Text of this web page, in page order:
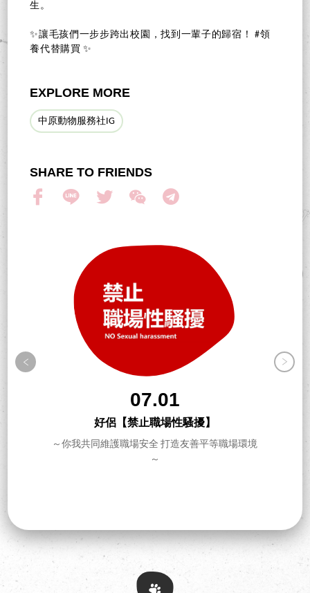
生。
✨讓毛孩們一步步跨出校園，找到一輩子的歸宿！ #領
養代替購買 ✨
EXPLORE MORE
中原動物服務社IG
SHARE TO FRIENDS
07.01
好侶【禁止職場性騷擾】
～你我共同維護職場安全 打造友善平等職場環境
～